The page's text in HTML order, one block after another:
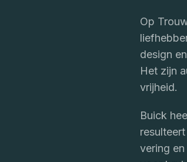
Op
design
Het zijn
vrijheid.
Buick
vering